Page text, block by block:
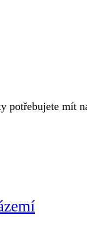
potřebujete mít